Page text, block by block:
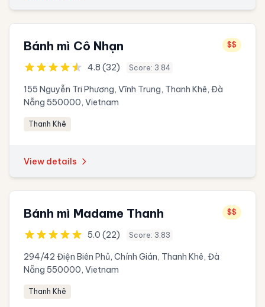
Bánh mì Cô Nhạn $$
4.8 (32) Score: 3.84
155 Nguyễn Tri Phương, Vĩnh Trung, Thanh Khê, Đà
Nẵng 550000, Vietnam
Thanh Khê
View details
Bánh mì Madame Thanh $$
5.0 (22) Score: 3.83
294/42 Điện Biên Phủ, Chính Gián, Thanh Khê, Đà
Nẵng 550000, Vietnam
Thanh Khê